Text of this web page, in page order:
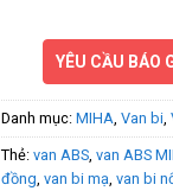
YÊU CẦU BÁO
Danh mục: MIHA Van bi,
Thẻ: van ABS, van ABS
đồng van bi mạ van bi